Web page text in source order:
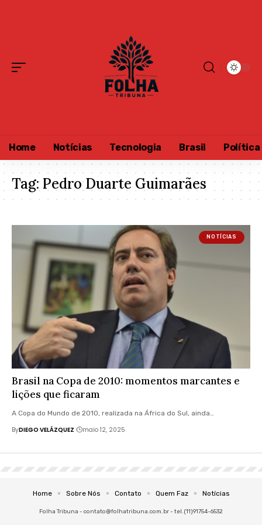
Home Notícias Tecnologia Brasil Política
Tag:Pedro Duarte Guimarães
NOTÍCIAS
Brasil na Copa de 2010: momentos marcantes e
lições que ficaram
A Copa do Mundo de 2010, realizada na África do Sul, ainda…
ByDIEGO VELÁZQUEZ maio 12, 2025
Folha Tribuna - contato@folhatribuna.com.br- tel.(11)91754-6532
Home Sobre Nós Contato Quem Faz Notícias